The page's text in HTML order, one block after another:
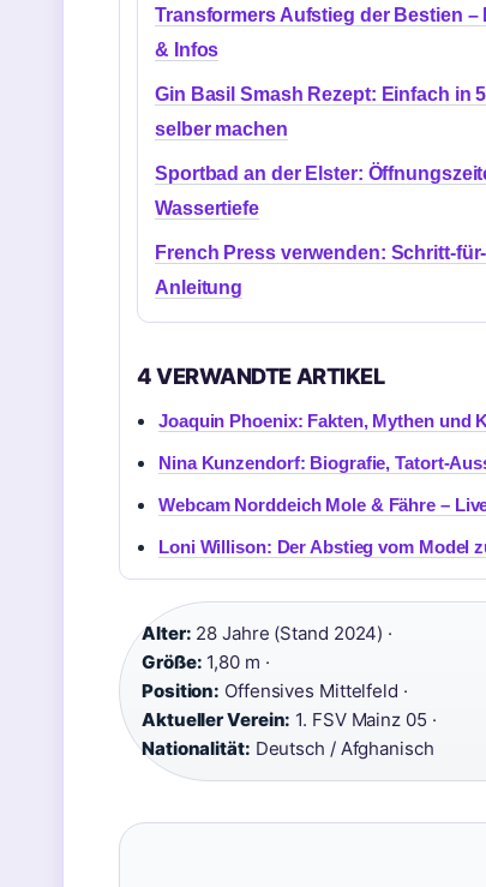
Transformers Aufstieg der Bestien –
& Infos
Gin Basil Smash Rezept: Einfach in
selber machen
Sportbad an der Elster:
Wassertiefe
French Press verwenden: Schritt-
Anleitung
4 VERWANDTE ARTIKEL
Joaquin Phoenix: Fakten, Mythen und
Nina Kunzendorf: Biografie, Tatort-
Webcam Norddeich Mole & Fähre –
Loni Willison: Der Abstieg vom Model
Alter: 28 Jahre (Stand 2024) ·
Größe: 1,80 m ·
Position: Offensives Mittelfeld ·
Aktueller Verein: 1. FSV Mainz 05 ·
Nationalität: Deutsch / Afghanisch